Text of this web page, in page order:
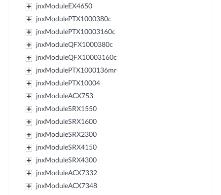
jnxModuleEX4650
jnxModulePTX1000380c
jnxModulePTX10003160c
jnxModuleQFX1000380c
jnxModuleQFX10003160c
jnxModulePTX1000136mr
jnxModulePTX10004
jnxModuleACX753
jnxModuleSRX1550
jnxModuleSRX1600
jnxModuleSRX2300
jnxModuleSRX4150
jnxModuleSRX4300
jnxModuleACX7332
jnxModuleACX7348